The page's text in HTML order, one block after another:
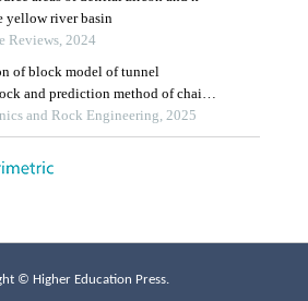
© Higher Education Press.